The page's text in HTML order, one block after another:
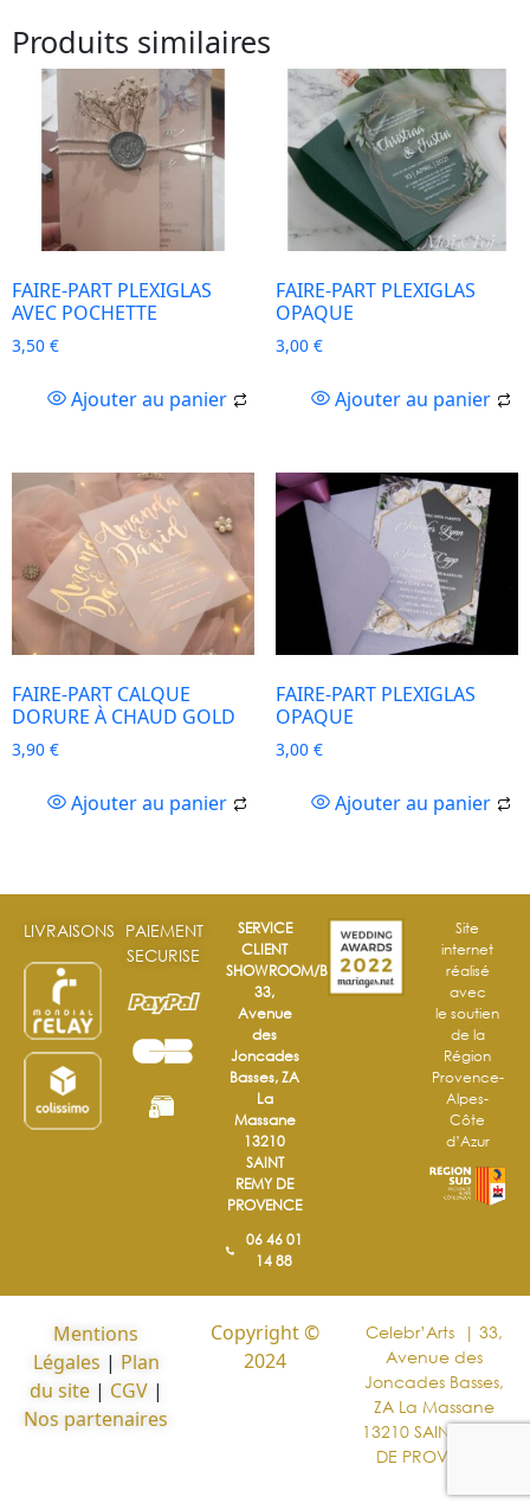
Produits similaires
FAIRE-PART PLEXIGLAS
AVEC POCHETTE
3,50 €
Ajouter au panier
FAIRE-PART PLEXIGLAS
OPAQUE
3,00 €
Ajouter au panier
FAIRE-PART CALQUE
DORURE À CHAUD GOLD
3,90 €
Ajouter au panier
FAIRE-PART PLEXIGLAS
OPAQUE
3,00 €
Ajouter au panier
LIVRAISONS
PAIEMENT
SECURISE
SERVICE
CLIENT
SHOWROOM/BOUTIQUE
33,
Avenue
des
Joncades
Basses, ZA
La
Massane
13210
SAINT
REMY DE
PROVENCE
06 46 01
14 88
Site
internet
réalisé
avec
le soutien
de la
Région
Provence-
Alpes-
Côte
d’Azur
Mentions
Légales | Plan
du site| CGV|
Nos partenaires
Copyright ©
2024
Celebr’Arts | 33,
Avenue des
Joncades Basses,
ZA La Massane
13210 SAINT REMY
DE PROVENCE